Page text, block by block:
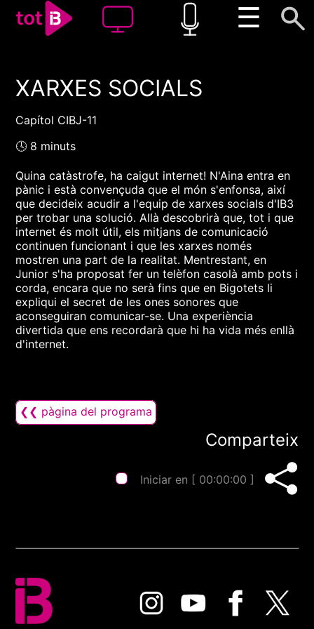
☰
00:00 00:00
XARXES SOCIALS
Capítol CIBJ-11
🕓 8 minuts
Quina catàstrofe, ha caigut internet! N'Aina entra en
pànic i està convençuda que el món s'enfonsa, així
que decideix acudir a l'equip de xarxes socials d'IB3
per trobar una solució. Allà descobrirà que, tot i que
internet és molt útil, els mitjans de comunicació
continuen funcionant i que les xarxes només
mostren una part de la realitat. Mentrestant, en
Junior s'ha proposat fer un telèfon casolà amb pots i
corda, encara que no serà fins que en Bigotets li
expliqui el secret de les ones sonores que
aconseguiran comunicar-se. Una experiència
divertida que ens recordarà que hi ha vida més enllà
d'internet.
❮❮ pàgina del programa
Comparteix
Iniciar en [ 00:00:00 ]